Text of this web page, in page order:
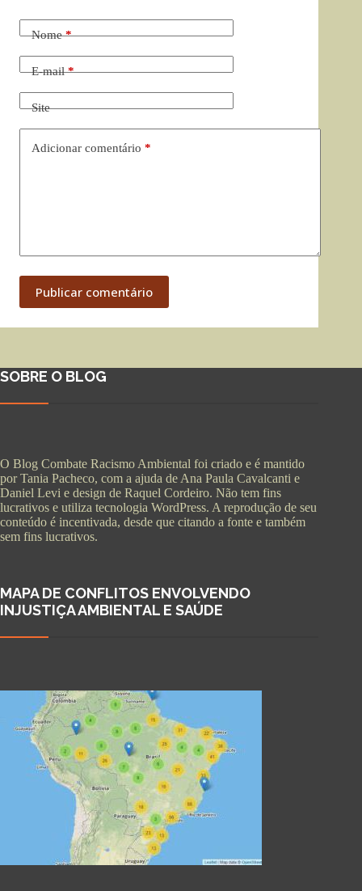
Nome*
E-mail*
Site
Adicionar comentário *
Publicar comentário
SOBRE O BLOG
O Blog Combate Racismo Ambiental foi criado e é mantido
por Tania Pacheco, com a ajuda de Ana Paula Cavalcanti e
Daniel Levi e design de Raquel Cordeiro. Não tem fins
lucrativos e utiliza tecnologia WordPress. A reprodução de seu
conteúdo é incentivada, desde que citando a fonte e também
sem fins lucrativos.
MAPA DE CONFLITOS ENVOLVENDO
INJUSTIÇA AMBIENTAL E SAÚDE